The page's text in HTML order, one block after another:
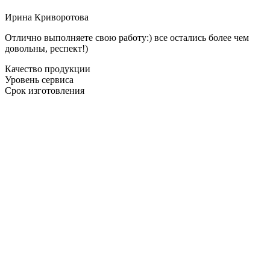
Ирина Криворотова
Отлично выполняете свою работу:) все остались более чем
довольны, респект!)
Качество продукции
Уровень сервиса
Срок изготовления